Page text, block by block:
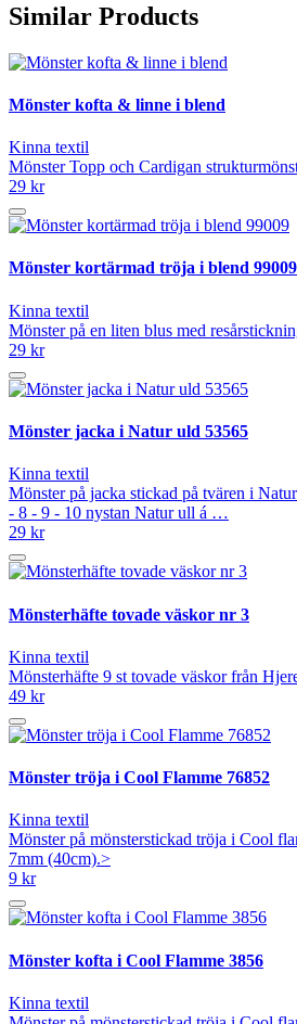
Similar Products
Mönster kofta & linne i blend
Kinna textil
Mönster Topp och Cardigan
29 kr
Mönster kortärmad tröja i blend 99009
Kinna textil
Mönster på en liten blus med
29 kr
Mönster jacka i Natur uld 53565
Kinna textil
Mönster på jacka stickad på tvären i
- 8 - 9 - 10 nystan Natur ull á …
29 kr
Mönsterhäfte tovade väskor nr 3
Kinna textil
Mönsterhäfte 9 st tovade väskor från
49 kr
Mönster tröja i Cool Flamme 76852
Kinna textil
Mönster på mönsterstickad tröja i Cool
7mm (40cm).>
9 kr
Mönster kofta i Cool Flamme 3856
Kinna textil